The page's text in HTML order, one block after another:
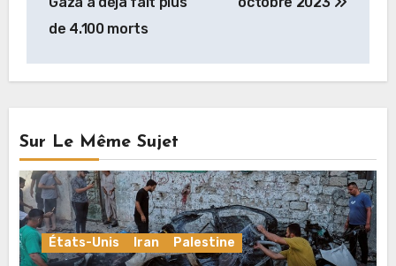
de 4.100 morts
Sur Le Même Sujet
États-Unis Iran Palestine